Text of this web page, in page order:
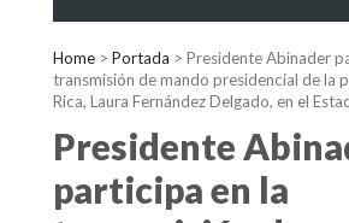
Home > Portada > Presidente Abinader
transmisión de mando presidencial de la
Rica, Laura Fernández Delgado, en el
Presidente
participa en la